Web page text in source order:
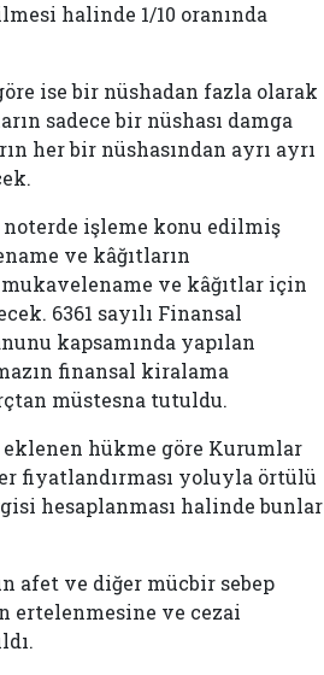
halinde 1/10 oranında
ise bir nüshadan fazla olarak
sadece bir nüshası damga
her bir nüshasından ayrı ayrı
işleme konu edilmiş
ve kâğıtların
ve kâğıtlar için
6361 sayılı Finansal
kapsamında yapılan
finansal kiralama
müstesna tutuldu.
eklenen hükme göre Kurumlar
fiyatlandırması yoluyla örtülü
hesaplanması halinde bunlar
afet ve diğer mücbir sebep
ertelenmesine ve cezai